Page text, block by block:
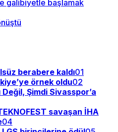
galibiyetle başlamak
berabere kaldı01
örnek oldu02
Şimdi Sivasspor’a
savaşan İHA
04